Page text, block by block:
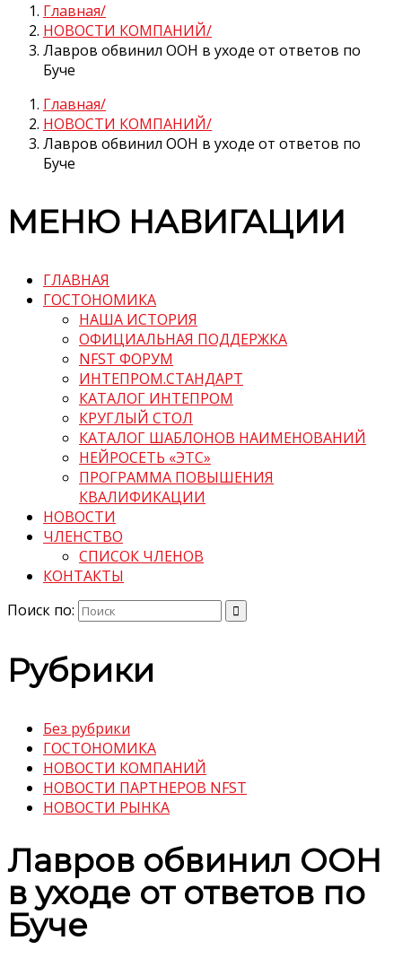
Главная
НОВОСТИ КОМПАНИЙ
Лавров обвинил ООН в уходе от ответов по
Буче
Главная
НОВОСТИ КОМПАНИЙ
Лавров обвинил ООН в уходе от ответов по
Буче
МЕНЮ НАВИГАЦИИ
ГЛАВНАЯ
ГОСТОНОМИКА
НАША ИСТОРИЯ
ОФИЦИАЛЬНАЯ ПОДДЕРЖКА
NFST ФОРУМ
ИНТЕПРОМ.СТАНДАРТ
КАТАЛОГ ИНТЕПРОМ
КРУГЛЫЙ СТОЛ
КАТАЛОГ ШАБЛОНОВ НАИМЕНОВАНИЙ
НЕЙРОСЕТЬ «ЭТС»
ПРОГРАММА ПОВЫШЕНИЯ
КВАЛИФИКАЦИИ
НОВОСТИ
ЧЛЕНСТВО
СПИСОК ЧЛЕНОВ
КОНТАКТЫ
Поиск по:
Рубрики
Без рубрики
ГОСТОНОМИКА
НОВОСТИ КОМПАНИЙ
НОВОСТИ ПАРТНЕРОВ NFST
НОВОСТИ РЫНКА
Лавров обвинил ООН
в уходе от ответов по
Буче